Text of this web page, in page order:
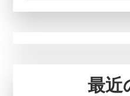
最近